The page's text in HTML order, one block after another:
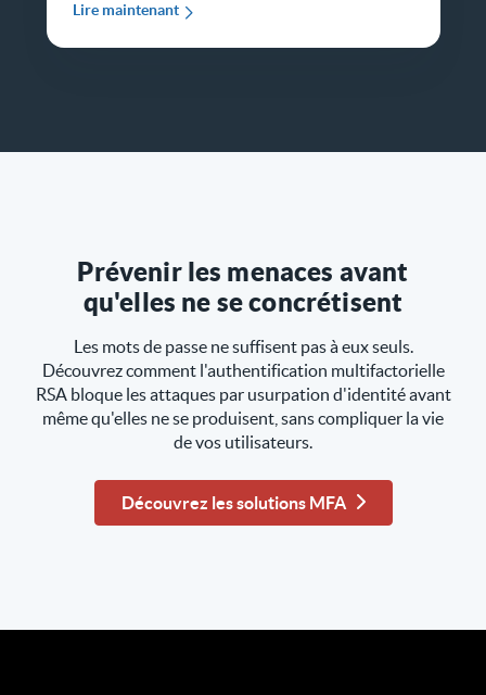
Lire maintenant
Prévenir les menaces avant
qu'elles ne se concrétisent
Les mots de passe ne suffisent pas à eux seuls.
Découvrez comment l'authentification multifactorielle
RSA bloque les attaques par usurpation d'identité avant
même qu'elles ne se produisent, sans compliquer la vie
de vos utilisateurs.
Découvrez les solutions MFA